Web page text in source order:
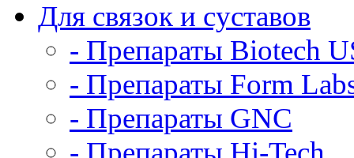
Для связок и суставов
- Препараты Biotech
- Препараты Form
- Препараты GNC